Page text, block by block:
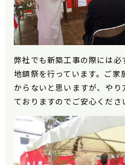
弊社でも新築工事の際には
地鎮祭を行っています。ご家
からないと思いますが、や
ておりますのでご安心くださ